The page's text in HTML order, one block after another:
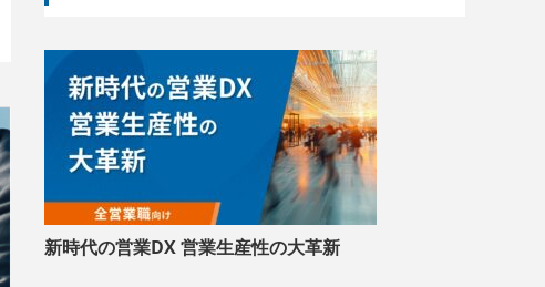
新時代の営業DX 営業生産性の大革新